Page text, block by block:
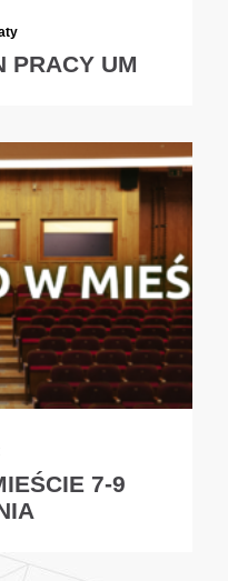
PRACY UM
7-9